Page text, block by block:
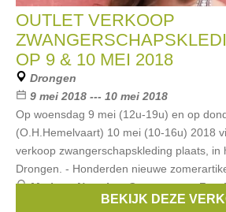
OUTLET VERKOOP
OP 9 & 10 MEI 2018
Drongen
9 mei 2018 --- 10 mei 2018
Op woensdag 9 mei (12u-19u) en op
(O.H.Hemelvaart) 10 mei (10-16u) 2018
verkoop zwangerschapskleding plaats, in
Drongen. - Honderden nieuwe
Merken:Noppies,Queen mum,
Esprit Maternity, ...
BEKIJK DEZE